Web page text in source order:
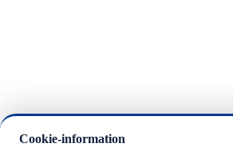
Cookie-information